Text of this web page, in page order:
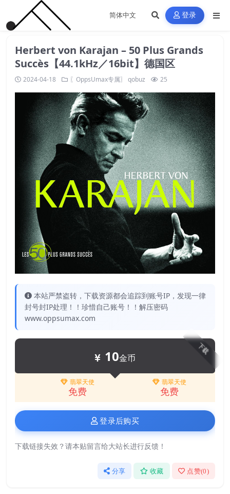
登录
Herbert von Karajan – 50 Plus Grands
Succès【44.1kHz／16bit】德国区
2024-04-18 〖OppsUmax专属〗 qobuz 25
本站严禁盗转，下载资源都会追踪到账号IP，发现一律
封号封IP处理！！珍惜自己账号！！解压密码
www.oppsumax.com
下载
10金币
翡翠天使
免费
翡翠天使
免费
登录后购买
下载链接失效？请本贴留言给大站长进行反馈！
分享 收藏 点赞(0)